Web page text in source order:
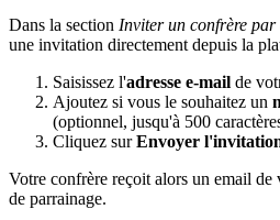
Dans la section Inviter un confrère par
une invitation directement depuis la
Saisissez l'adresse e-mail de
Ajoutez si vous le souhaitez un
(optionnel, jusqu'à 500
Cliquez surEnvoyer
Votre confrère reçoit alors un email
de parrainage.